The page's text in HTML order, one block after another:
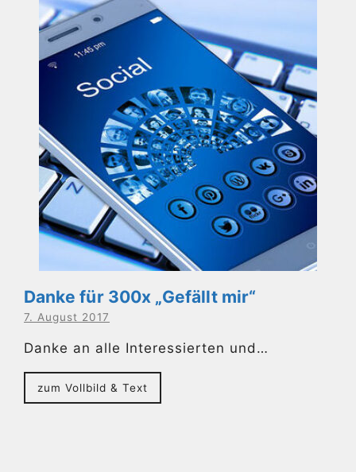
Danke für 300x „Gefällt mir“
7. August 2017
Danke an alle Interessierten und…
zum Vollbild & Text